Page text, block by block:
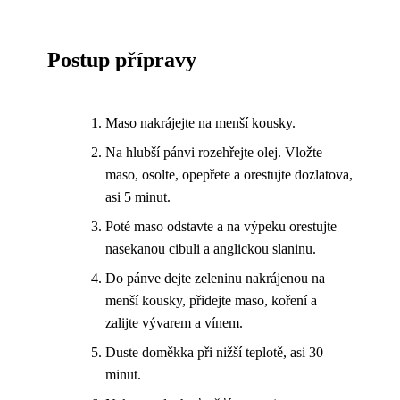
Postup přípravy
Maso nakrájejte na menší kousky.
Na hlubší pánvi rozehřejte olej. Vložte
maso, osolte, opepřete a orestujte dozlatova,
asi 5 minut.
Poté maso odstavte a na výpeku orestujte
nasekanou cibuli a anglickou slaninu.
Do pánve dejte zeleninu nakrájenou na
menší kousky, přidejte maso, koření a
zalijte vývarem a vínem.
Duste doměkka při nižší teplotě, asi 30
minut.